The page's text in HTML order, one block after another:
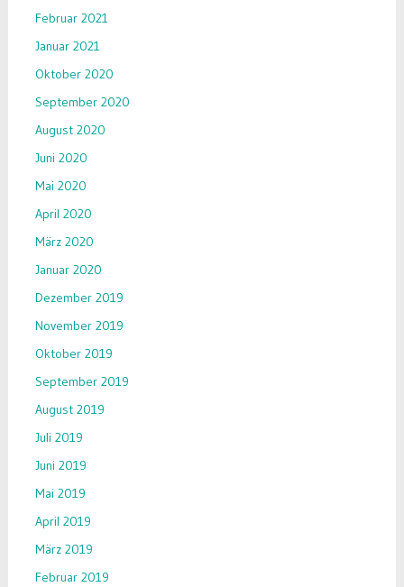
Februar 2021
Januar 2021
Oktober 2020
September 2020
August 2020
Juni 2020
Mai 2020
April 2020
März 2020
Januar 2020
Dezember 2019
November 2019
Oktober 2019
September 2019
August 2019
Juli 2019
Juni 2019
Mai 2019
April 2019
März 2019
Februar 2019